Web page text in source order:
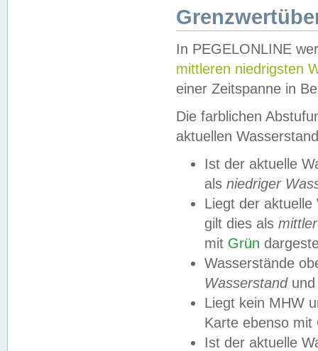
In PEGELONLINE
mittleren niedrigsten
einer Zeitspanne in
Die farblichen
aktuellen
Ist der aktuelle
als niedriger
Liegt der
gilt dies als
mit Grün
Wasserstände
Wasserstandund
Liegt kein MHW
Karte ebenso mit
Ist der aktuelle